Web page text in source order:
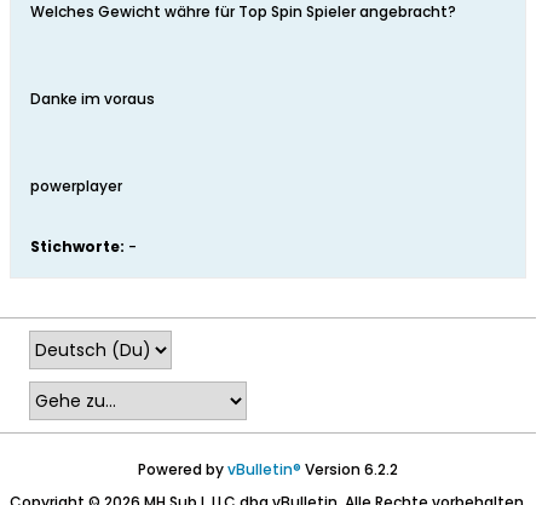
Welches Gewicht währe für Top Spin Spieler angebracht?
Danke im voraus
powerplayer
Stichworte: -
Powered byvBulletin® Version 6.2.2